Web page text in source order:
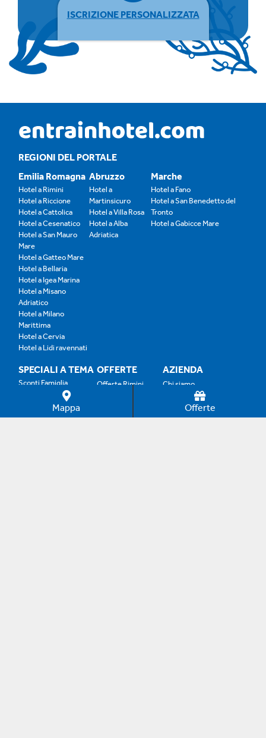
ISCRIZIONE PERSONALIZZATA
REGIONI DEL PORTALE
Emilia Romagna
Hotel a Rimini
Hotel a Riccione
Hotel a Cattolica
Hotel a Cesenatico
Hotel a San Mauro
Mare
Hotel a Gatteo Mare
Hotel a Bellaria
Hotel a Igea Marina
Hotel a Misano
Adriatico
Hotel a Milano
Marittima
Hotel a Cervia
Hotel a Lidi ravennati
Abruzzo
Hotel a
Martinsicuro
Hotel a Villa Rosa
Hotel a Alba
Adriatica
Marche
Hotel a Fano
Hotel a San Benedetto del
Tronto
Hotel a Gabicce Mare
SPECIALI A TEMA
Sconti Famiglia
Spiaggia
OFFERTE
Offerte Rimini
AZIENDA
Chi siamo
Sostenibilità
Mappa Offerte